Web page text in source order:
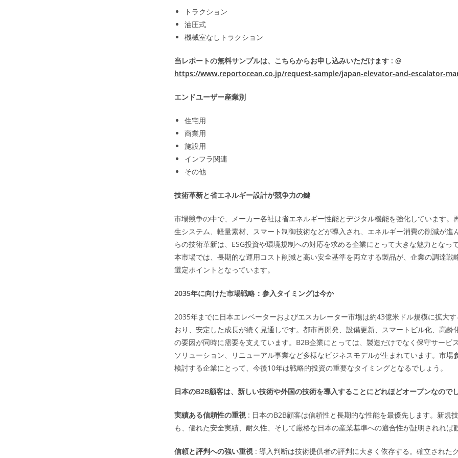
トラクション
油圧式
機械室なしトラクション
当レポートの無料サンプルは、こちらからお申し込みいただけます : @
https://www.reportocean.co.jp/request-sample/japan-elevator-and-escalator-
エンドユーザー産業別
住宅用
商業用
施設用
インフラ関連
その他
技術革新と省エネルギー設計が競争力の鍵
市場競争の中で、メーカー各社は省エネルギー性能とデジタル機能を強化しています。
生システム、軽量素材、スマート制御技術などが導入され、エネルギー消費の削減が進
らの技術革新は、ESG投資や環境規制への対応を求める企業にとって大きな魅力となっ
本市場では、長期的な運用コスト削減と高い安全基準を両立する製品が、企業の調達戦
選定ポイントとなっています。
2035年に向けた市場戦略：参入タイミングは今か
2035年までに日本エレベーターおよびエスカレーター市場は約43億米ドル規模に拡大
おり、安定した成長が続く見通しです。都市再開発、設備更新、スマートビル化、高齢
の要因が同時に需要を支えています。B2B企業にとっては、製造だけでなく保守サービ
ソリューション、リニューアル事業など多様なビジネスモデルが生まれています。市場
検討する企業にとって、今後10年は戦略的投資の重要なタイミングとなるでしょう。
日本のB2B顧客は、新しい技術や外国の技術を導入することにどれほどオープンなので
実績ある信頼性の重視 : 日本のB2B顧客は信頼性と長期的な性能を最優先します。新規
も、優れた安全実績、耐久性、そして厳格な日本の産業基準への適合性が証明されれば
信頼と評判への強い重視 : 導入判断は技術提供者の評判に大きく依存する。確立された